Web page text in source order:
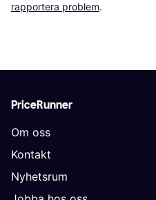
rapportera problem.
PriceRunner
Om oss
Kontakt
Nyhetsrum